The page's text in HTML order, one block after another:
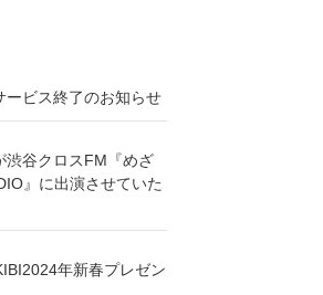
ービス終了のお知らせ
渋谷クロスFM『めざ
』に出演させていた
年新春プレゼン